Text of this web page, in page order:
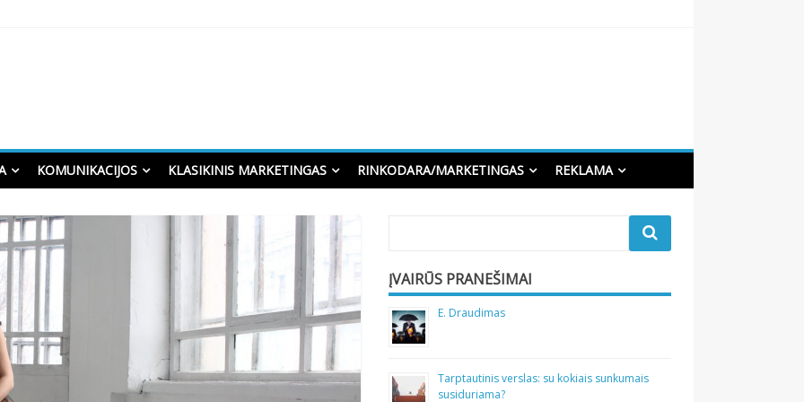
KOMUNIKACIJOS KLASIKINIS MARKETINGAS RINKODARA/MARKETINGAS REKLAMA
ĮVAIRŪS PRANEŠIMAI
E. Draudimas
Tarptautinis verslas: su kokiais sunkumais
susiduriama?